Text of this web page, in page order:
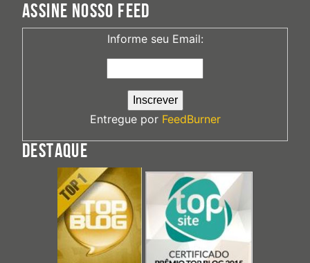
ASSINE NOSSO FEED
Informe seu Email:
Entregue por FeedBurner
DESTAQUE